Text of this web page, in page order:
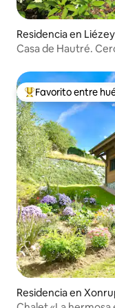
Residencia en Liézey
Casa de Hautré.
De los mejores en
Favorito entre
Residencia en